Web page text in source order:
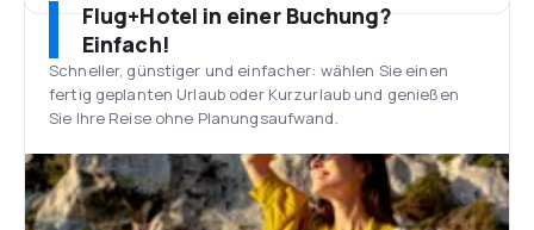
Flug+Hotel in einer Buchung?
Einfach!
Schneller, günstiger und einfacher: wählen Sie einen
fertig geplanten Urlaub oder Kurzurlaub und genießen
Sie Ihre Reise ohne Planungsaufwand.